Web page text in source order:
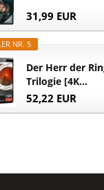
31,99 EUR
NR. 5
Der Herr der
Trilogie [4K...
52,22 EUR